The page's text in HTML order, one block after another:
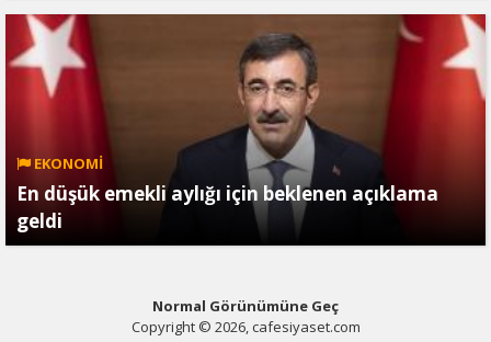
EKONOMİ
En düşük emekli aylığı için beklenen açıklama
geldi
Normal Görünümüne Geç
Copyright © 2026, cafesiyaset.com